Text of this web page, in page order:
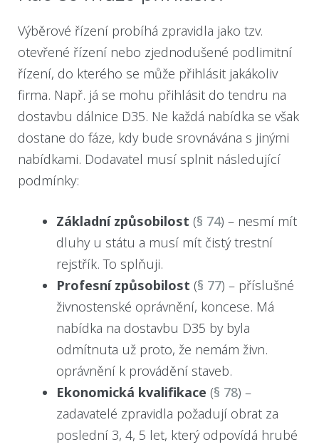
Výběrové řízení probíhá zpravidla jako tzv.
otevřené řízení nebo zjednodušené podlimitní
řízení, do kterého se může přihlásit jakákoliv
firma. Např. já se mohu přihlásit do tendru na
dostavbu dálnice D35. Ne každá nabídka se však
dostane do fáze, kdy bude srovnávána s jinými
nabídkami. Dodavatel musí splnit následující
podmínky:
Základní způsobilost (§ 74) – nesmí mít
dluhy u státu a musí mít čistý trestní
rejstřík. To splňuji.
Profesní způsobilost (§ 77) – příslušné
živnostenské oprávnění, koncese. Má
nabídka na dostavbu D35 by byla
odmítnuta už proto, že nemám živn.
oprávnění k provádění staveb.
Ekonomická kvalifikace (§ 78) –
zadavatelé zpravidla požadují obrat za
poslední 3, 4, 5 let, který odpovídá hrubé